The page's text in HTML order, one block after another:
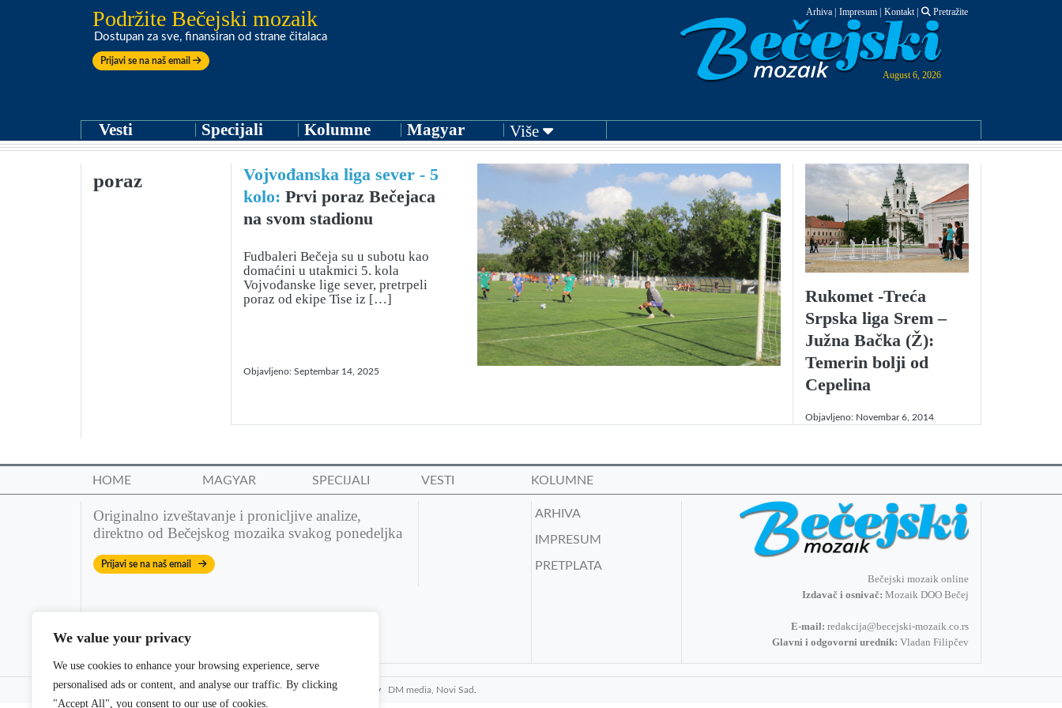
We value your privacy
We use cookies to enhance your browsing experience, serve
personalised ads or content, and analyse our traffic. By clicking
"Accept All", you consent to our use of cookies.
Podržite Bečejski mozaik
Dostupan za sve, finansiran od strane čitalaca
Prijavi se na naš email
Arhiva Impresum Kontakt| Pretražite
August 6, 2026
Vesti Specijali Kolumne Magyar Više
poraz
Vojvođanska liga sever - 5
kolo: Prvi poraz Bečejaca
na svom stadionu
Fudbaleri Bečeja su u subotu kao
domaćini u utakmici 5. kola
Vojvođanske lige sever, pretrpeli
poraz od ekipe Tise iz […]
Objavljeno: Septembar 14, 2025
Rukomet -Treća
Srpska liga Srem –
Južna Bačka (Ž):
Temerin bolji od
Cepelina
Objavljeno: Novembar 6, 2014
HOME MAGYAR SPECIJALI VESTI KOLUMNE
Originalno izveštavanje i pronicljive analize,
direktno od Bečejskog mozaika svakog ponedeljka
Prijavi se na naš email
ARHIVA
IMPRESUM
PRETPLATA
Bečejski mozaik online
Izdavač i osnivač: Mozaik DOO Bečej
E-mail: redakcija@becejski-mozaik.co.rs
Glavni i odgovorni urednik: Vladan Filipčev
© 2022 Bečejski mozaik. All rights reserved. | Theme: dmmedia by DM media, Novi Sad